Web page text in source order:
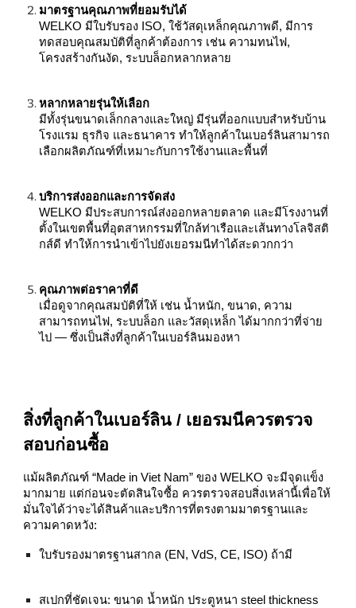
มาตรฐานคุณภาพที่ยอมรับได้
WELKO มีใบรับรอง ISO, ใช้วัสดุเหล็กคุณภาพดี, มีการ
ทดสอบคุณสมบัติที่ลูกค้าต้องการ เช่น ความทนไฟ,
โครงสร้างกันงัด, ระบบล็อกหลากหลาย
หลากหลายรุ่นให้เลือก
มีทั้งรุ่นขนาดเล็กกลางและใหญ่ มีรุ่นที่ออกแบบสำหรับบ้าน
โรงแรม ธุรกิจ และธนาคาร ทำให้ลูกค้าในเบอร์ลินสามารถ
เลือกผลิตภัณฑ์ที่เหมาะกับการใช้งานและพื้นที่
บริการส่งออกและการจัดส่ง
WELKO มีประสบการณ์ส่งออกหลายตลาด และมีโรงงานที่
ตั้งในเขตพื้นที่อุตสาหกรรมที่ใกล้ท่าเรือและเส้นทางโลจิสติ
กส์ดี ทำให้การนำเข้าไปยังเยอรมนีทำได้สะดวกกว่า
คุณภาพต่อราคาที่ดี
เมื่อดูจากคุณสมบัติที่ให้ เช่น น้ำหนัก, ขนาด, ความ
สามารถทนไฟ, ระบบล็อก และวัสดุเหล็ก ได้มากกว่าที่จ่าย
ไป — ซึ่งเป็นสิ่งที่ลูกค้าในเบอร์ลินมองหา
สิ่งที่ลูกค้าในเบอร์ลิน / เยอรมนีควรตรวจ
สอบก่อนซื้อ
แม้ผลิตภัณฑ์ “Made in Viet Nam” ของ WELKO จะมีจุดแข็ง
มากมาย แต่ก่อนจะตัดสินใจซื้อ ควรตรวจสอบสิ่งเหล่านี้เพื่อให้
มั่นใจได้ว่าจะได้สินค้าและบริการที่ตรงตามมาตรฐานและ
ความคาดหวัง:
ใบรับรองมาตรฐานสากล (EN, VdS, CE, ISO) ถ้ามี
สเปกที่ชัดเจน: ขนาด น้ำหนัก ประตูหนา steel thickness